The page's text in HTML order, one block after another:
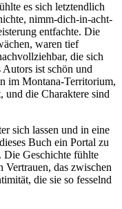
es sich letztendlich
nimm-dich-in-acht-
entfachte. Die
waren tief
die sich
ist schön und
im Montana-Territorium,
und die Charaktere sind
sich lassen und in eine
Buch ein Portal zu
Die Geschichte fühlte
Vertrauen, das zwischen
die sie so fesselnd